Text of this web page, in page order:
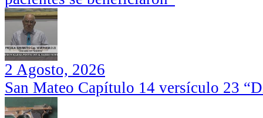
2 Agosto, 2026
San Mateo Capítulo 14 versículo 23